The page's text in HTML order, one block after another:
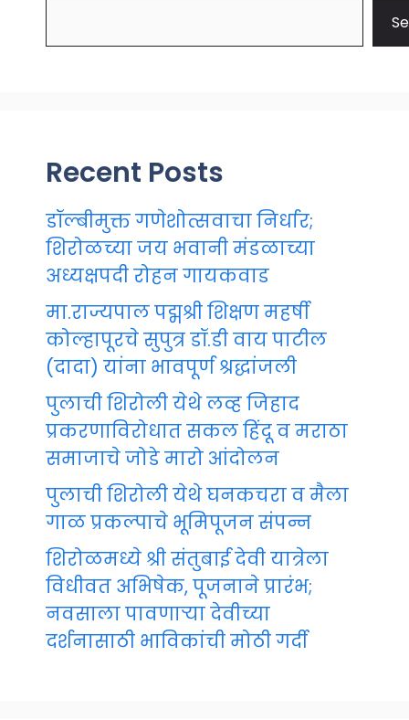
Recent Posts
डॉल्बीमुक्त गणेशोत्सवाचा निर्धार;
शिरोळच्या जय भवानी मंडळाच्या
अध्यक्षपदी रोहन गायकवाड
मा.राज्यपाल पद्मश्री शिक्षण महर्षी
कोल्हापूरचे सुपुत्र डॉ.डी वाय पाटील
(दादा) यांना भावपूर्ण श्रद्धांजली
पुलाची शिरोली येथे लव्ह जिहाद
प्रकरणाविरोधात सकल हिंदू व मराठा
समाजाचे जोडे मारो आंदोलन
पुलाची शिरोली येथे घनकचरा व मैला
गाळ प्रकल्पाचे भूमिपूजन संपन्न
शिरोळमध्ये श्री संतुबाई देवी यात्रेला
विधीवत अभिषेक, पूजनाने प्रारंभ;
नवसाला पावणाऱ्या देवीच्या
दर्शनासाठी भाविकांची मोठी गर्दी